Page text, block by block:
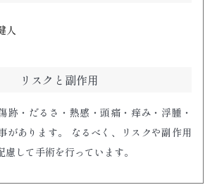
人
リスクと副作用
跡・だるさ・熱感・頭痛・痒み・浮腫・
があります。 なるべく、リスクや副作用
して手術を行っています。